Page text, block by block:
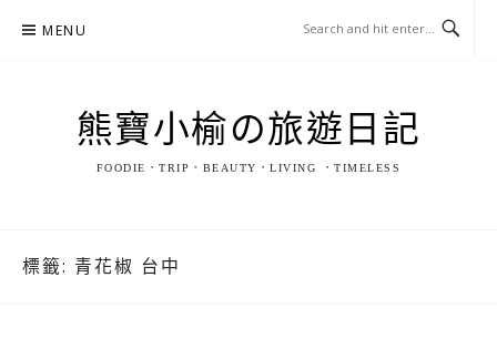
MENU
熊寶小榆の旅遊日記
FOODIE．TRIP．BEAUTY．LIVING ．TIMELESS
標籤: 青花椒 台中